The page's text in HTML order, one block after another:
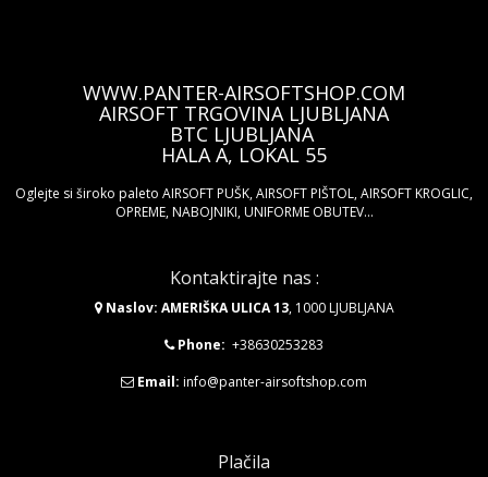
WWW.PANTER-AIRSOFTSHOP.COM
AIRSOFT TRGOVINA LJUBLJANA
BTC LJUBLJANA
HALA A, LOKAL 55
Oglejte si široko paleto AIRSOFT PUŠK, AIRSOFT PIŠTOL, AIRSOFT KROGLIC,
OPREME, NABOJNIKI, UNIFORME OBUTEV...
Kontaktirajte nas :
Naslov: AMERIŠKA ULICA 13, 1000 LJUBLJANA
Phone: +38630253283
Email: info@panter-airsoftshop.com
Plačila